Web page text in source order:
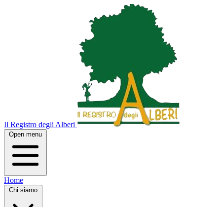
Il Registro degli Alberi
Open menu
Home
Chi siamo